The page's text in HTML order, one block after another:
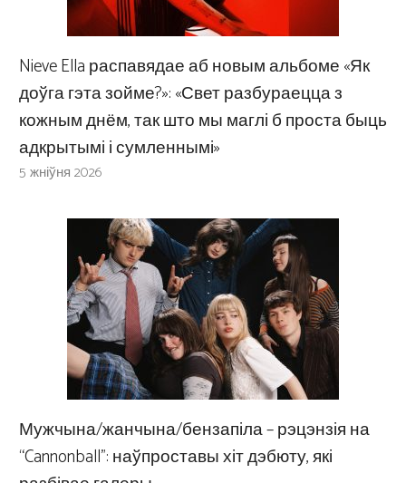
Nieve Ella распавядае аб новым альбоме «Як
доўга гэта зойме?»: «Свет разбураецца з
кожным днём, так што мы маглі б проста быць
адкрытымі і сумленнымі»
5 жніўня 2026
Мужчына/жанчына/бензапіла – рэцэнзія на
“Cannonball”: наўпроставы хіт дэбюту, які